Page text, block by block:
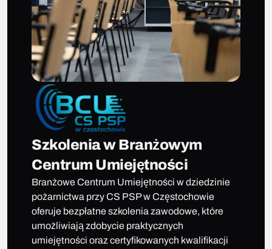
Szkolenia w Branżowym
Centrum Umiejętności
Branżowe Centrum Umiejętności w dziedzinie
pożarnictwa przy CS PSP w Częstochowie
oferuje bezpłatne szkolenia zawodowe, które
umożliwiają zdobycie praktycznych
umiejętności oraz certyfikowanych kwalifikacji